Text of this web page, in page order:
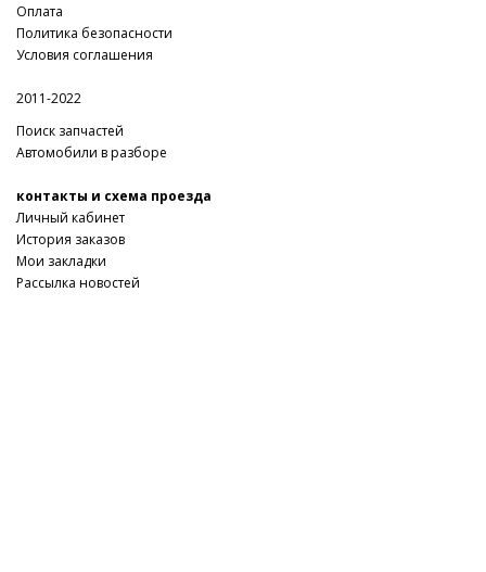
Оплата
Политика безопасности
Условия соглашения
2011-2022
Поиск запчастей
Автомобили в разборе
контакты и схема проезда
Личный кабинет
История заказов
Мои закладки
Рассылка новостей